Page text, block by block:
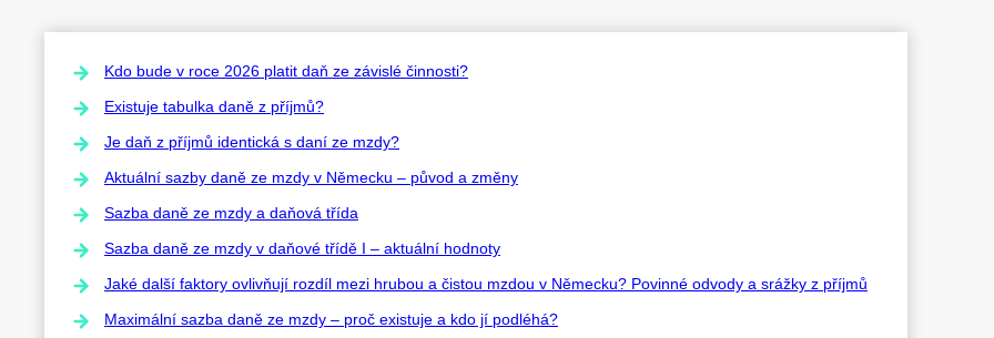
Kdo bude v roce 2026 platit daň ze závislé činnosti?
Existuje tabulka daně z příjmů?
Je daň z příjmů identická s daní ze mzdy?
Aktuální sazby daně ze mzdy v Německu – původ a změny
Sazba daně ze mzdy a daňová třída
Sazba daně ze mzdy v daňové třídě I – aktuální hodnoty
Jaké další faktory ovlivňují rozdíl mezi hrubou a čistou mzdou v Německu? Povinné odvody a srážky z příjmů
Maximální sazba daně ze mzdy – proč existuje a kdo jí podléhá?